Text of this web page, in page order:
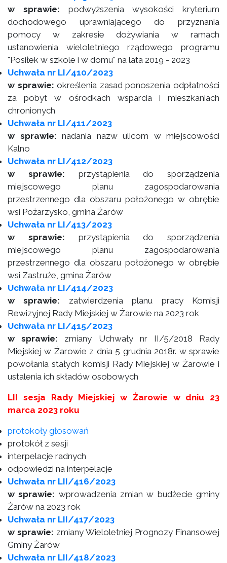
w sprawie: podwyższenia wysokości kryterium
dochodowego uprawniającego do przyznania
pomocy w zakresie dożywiania w ramach
ustanowienia wieloletniego rządowego programu
"Posiłek w szkole i w domu" na lata 2019 - 2023
Uchwała nr LI/410/2023
w sprawie: określenia zasad ponoszenia odpłatności
za pobyt w ośrodkach wsparcia i mieszkaniach
chronionych
Uchwała nr LI/411/2023
w sprawie: nadania nazw ulicom w miejscowości
Kalno
Uchwała nr LI/412/2023
w sprawie: przystąpienia do sporządzenia
miejscowego planu zagospodarowania
przestrzennego dla obszaru położonego w obrębie
wsi Pożarzysko, gmina Żarów
Uchwała nr LI/413/2023
w sprawie: przystąpienia do sporządzenia
miejscowego planu zagospodarowania
przestrzennego dla obszaru położonego w obrębie
wsi Zastruże, gmina Żarów
Uchwała nr LI/414/2023
w sprawie: zatwierdzenia planu pracy Komisji
Rewizyjnej Rady Miejskiej w Żarowie na 2023 rok
Uchwała nr LI/415/2023
w sprawie: zmiany Uchwały nr II/5/2018 Rady
Miejskiej w Żarowie z dnia 5 grudnia 2018r. w sprawie
powołania stałych komisji Rady Miejskiej w Żarowie i
ustalenia ich składów osobowych
LII sesja Rady Miejskiej w Żarowie w dniu 23
marca 2023 roku
protokoły głosowań
protokół z sesji
interpelacje radnych
odpowiedzi na interpelacje
Uchwała nr LII/416/2023
w sprawie: wprowadzenia zmian w budżecie gminy
Żarów na 2023 rok
Uchwała nr LII/417/2023
w sprawie: zmiany Wieloletniej Prognozy Finansowej
Gminy Żarów
Uchwała nr LII/418/2023